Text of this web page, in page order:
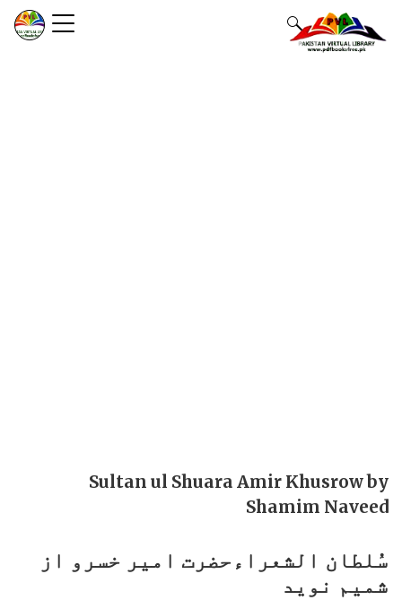
Sultan ul Shuara Amir Khusrow by
Shamim Naveed
سُلطان الشعراءحضرت امیر خسرو از
شمیم نوید